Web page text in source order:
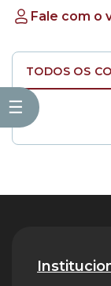
☰
Fale com o
TODOS OS